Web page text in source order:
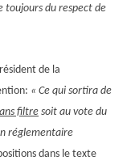
toujours du respect de
de la
: « Ce qui sortira de
filtresoit au vote du
réglementaire
dans le texte